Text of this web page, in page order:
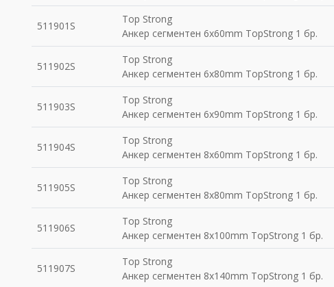
511901S
Top Strong
Анкер сегментен 6x60mm TopStrong 1 бр.
511902S
Top Strong
Анкер сегментен 6x80mm TopStrong 1 бр.
511903S
Top Strong
Анкер сегментен 6x90mm TopStrong 1 бр.
511904S
Top Strong
Анкер сегментен 8x60mm TopStrong 1 бр.
511905S
Top Strong
Анкер сегментен 8x80mm TopStrong 1 бр.
511906S
Top Strong
Анкер сегментен 8x100mm TopStrong 1 бр.
511907S
Top Strong
Анкер сегментен 8x140mm TopStrong 1 бр.